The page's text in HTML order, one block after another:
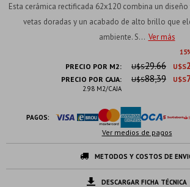
Esta cerámica rectificada 62x120 combina un
vetas doradas y un acabado de alto brillo que
ambiente. S... Ver más
15
PRECIO POR M2: U$S
U$S29.66
PRECIO POR CAJA:
2.98 M2/CAJA
U$S
U$S88,39
PAGOS:
Ver medios de pagos
METODOS Y COSTOS DE
DESCARGAR FICHA TÉCNICA